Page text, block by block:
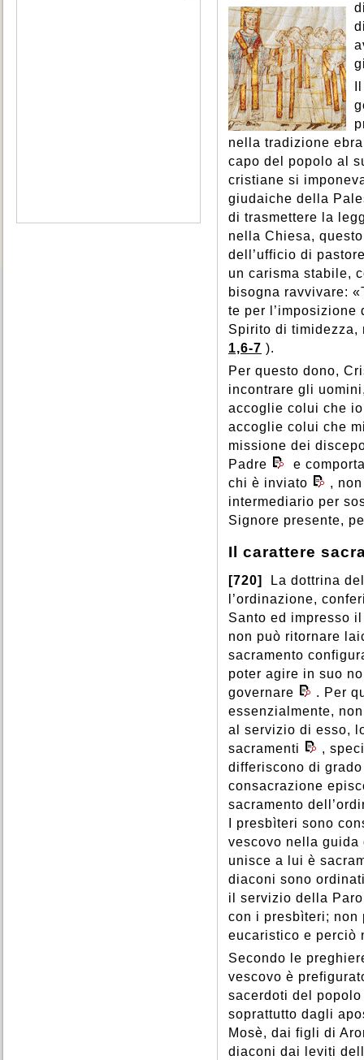
nella tradizione
capo del popolo al
cristiane si
giudaiche della
di trasmettere la
nella Chiesa,
dell’ufficio di
un carisma stabile,
bisogna ravvivare:
te per
Spirito di timidezza,
1,6-7 ).
Per questo dono,
incontrare gli
accoglie colui che
accoglie colui che
missione dei
Padre
e
chi è inviato
,
intermediario per
Signore presente,
Il carattere
[720]
La dottrina
l’ordinazione,
Santo ed impresso
non può ritornare
sacramento
poter agire in suo
governare
. Per
essenzialmente,
al servizio di esso,
sacramenti
,
differiscono di
consacrazione
sacramento
I presbìteri sono
vescovo nella
unisce a lui è
diaconi sono
il servizio della
con i presbìteri;
eucaristico e perciò
Secondo le
vescovo è
sacerdoti del
soprattutto dagli
Mosè, dai figli di
diaconi dai leviti